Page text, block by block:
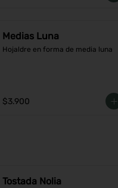
Medias Luna
Hojaldre en forma de media luna
$3.900
Tostada Nolia